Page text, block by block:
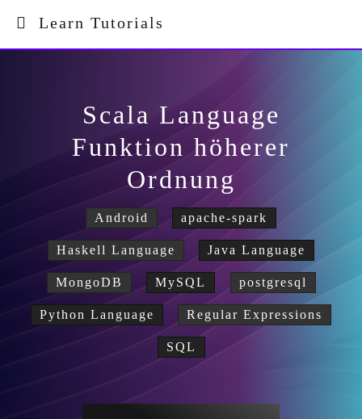
Learn Tutorials
Scala Language
Funktion höherer
Ordnung
Android apache-spark
Haskell Language Java Language
MongoDB MySQL postgresql
Python Language Regular Expressions
SQL